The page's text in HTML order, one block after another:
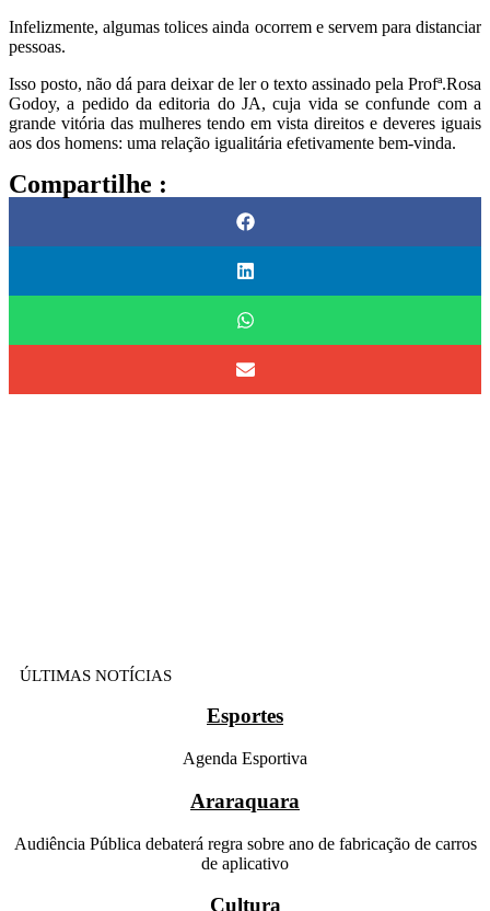
Infelizmente, algumas tolices ainda ocorrem e servem para distanciar
pessoas.
Isso posto, não dá para deixar de ler o texto assinado pela Profª.Rosa
Godoy, a pedido da editoria do JA, cuja vida se confunde com a
grande vitória das mulheres tendo em vista direitos e deveres iguais
aos dos homens: uma relação igualitária efetivamente bem-vinda.
Compartilhe :
ÚLTIMAS NOTÍCIAS
Esportes
Agenda Esportiva
Araraquara
Audiência Pública debaterá regra sobre ano de fabricação de carros
de aplicativo
Cultura